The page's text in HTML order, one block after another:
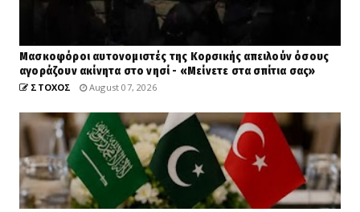
Μασκοφόροι αυτονομιστές της Κορσικής απειλούν όσους
αγοράζουν ακίνητα στο νησί - «Μείνετε στα σπίτια σας»
ΣΤΟΧΟΣ August 07, 2026